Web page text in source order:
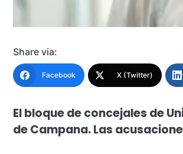
Share via:
Facebook X (Twitter)
El bloque de concejales de
de Campana. Las